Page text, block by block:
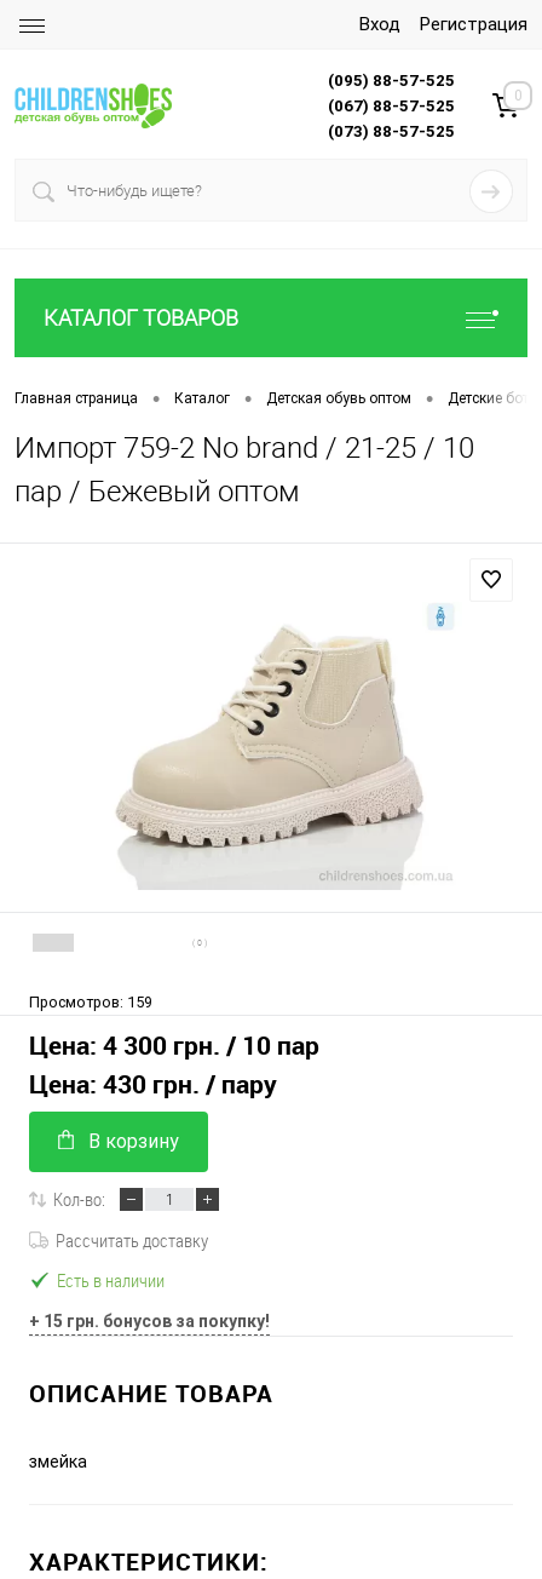
Вход Регистрация
(095) 88-57-525
(067) 88-57-525
(073) 88-57-525
0
КАТАЛОГ ТОВАРОВ
Главная страница • Каталог • Детская обувь оптом • Детские
Импорт 759-2 No brand / 21-25 / 10
пар / Бежевый оптом
( 0 )
Просмотров: 159
Цена: 4 300 грн. / 10 пар
Цена: 430 грн. / пару
В корзину
Кол-во:
Рассчитать доставку
Есть в наличии
+ 15 грн. бонусов за покупку!
ОПИСАНИЕ ТОВАРА
змейка
ХАРАКТЕРИСТИКИ: